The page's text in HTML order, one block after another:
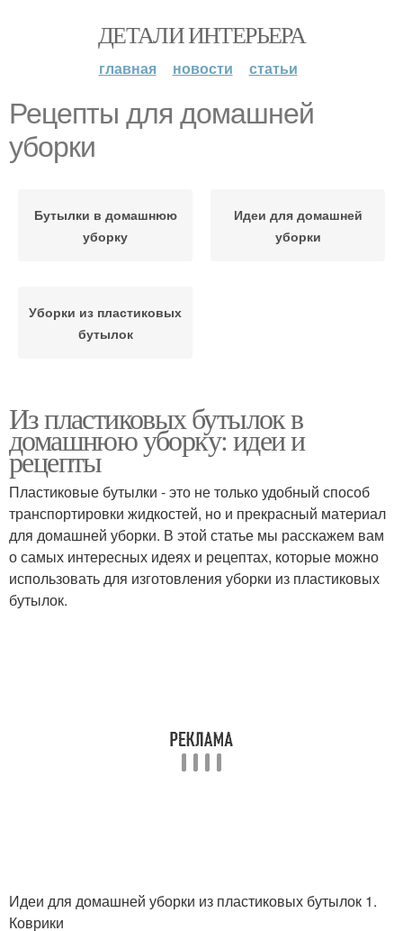
ДЕТАЛИ ИНТЕРЬЕРА
главная новости статьи
Рецепты для домашней
уборки
Бутылки в домашнюю
уборку
Идеи для домашней
уборки
Уборки из пластиковых
бутылок
Из пластиковых бутылок в
домашнюю уборку: идеи и
рецепты
Пластиковые бутылки - это не только удобный способ
транспортировки жидкостей, но и прекрасный материал
для домашней уборки. В этой статье мы расскажем вам
о самых интересных идеях и рецептах, которые можно
использовать для изготовления уборки из пластиковых
бутылок.
Идеи для домашней уборки из пластиковых бутылок 1.
Коврики